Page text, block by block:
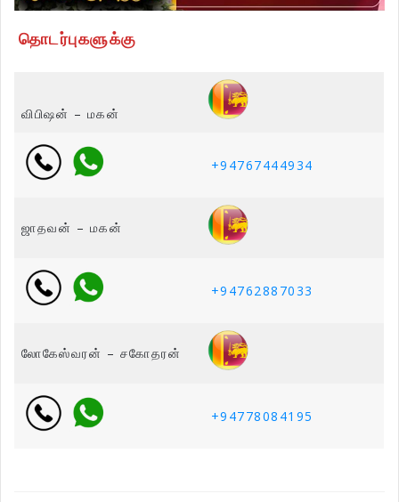
தொடர்புகளுக்கு
விபிஷன் – மகன்
+94767444934
ஜாதவன் – மகன்
+94762887033
லோகேஸ்வரன் – சகோதரன்
+94778084195